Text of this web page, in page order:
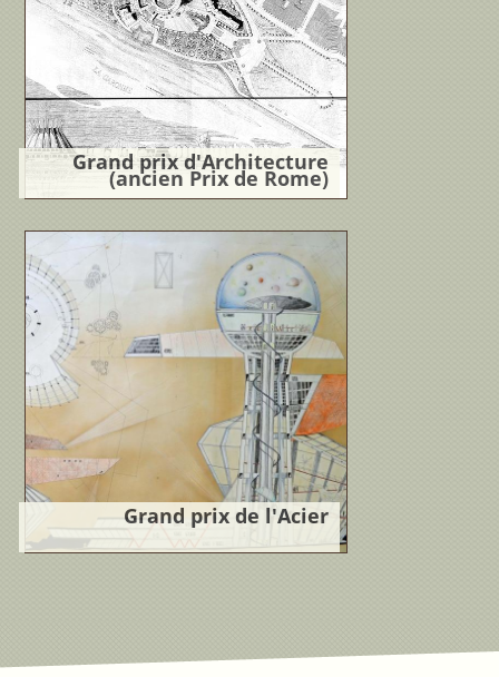
Grand prix d'Architecture
(ancien Prix de Rome)
l'Institut de FranceProgramme :
Projet d'Hotel de RégionLire la suite
Grand prix de l'Acier